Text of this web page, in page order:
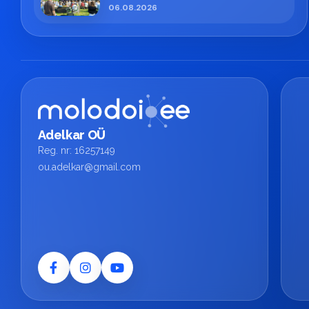
особенным.
06.08.2026
Adelkar OÜ
Reg. nr: 16257149
ou.adelkar@gmail.com